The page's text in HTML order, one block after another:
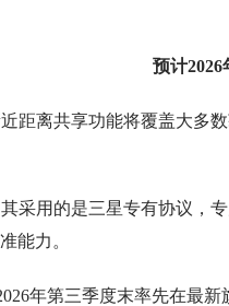
预计2026
近距离共享功能将覆盖大多
采用的是三星专有协议，
能力。
年第三季度末率先在最